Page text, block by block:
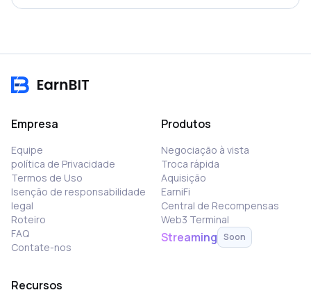
Empresa
Equipe
política de Privacidade
Termos de Uso
Isenção de responsabilidade
legal
Roteiro
FAQ
Contate-nos
Produtos
Negociação à vista
Troca rápida
Aquisição
EarniFi
Central de Recompensas
Web3 Terminal
Streaming Soon
Recursos